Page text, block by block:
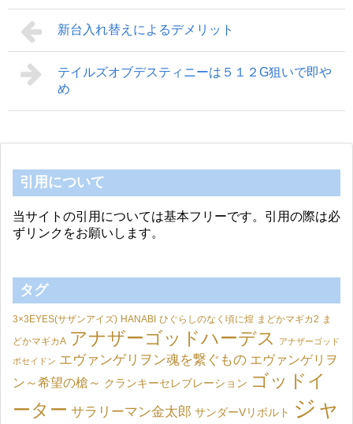
新台入れ替えによるデメリット
テイルズオブデスティニーは５１２G狙いで即や
め
引用について
当サイトの引用については基本フリーです。引用の際は必
ずリンクをお願いします。
タグ
3×3EYES(サザンアイズ) HANABI ひぐらしのなく頃に煌 まどかマギカ2 ま
どかマギカA アナザーゴッドハーデス アナザーゴッド
ポセイドン エヴァンゲリヲン魂を繋ぐもの エヴァンゲリヲ
ン～希望の槍～ クランキーセレブレーション ゴッドイ
ーター サラリーマン金太郎 サンダーVリボルト
ジャ